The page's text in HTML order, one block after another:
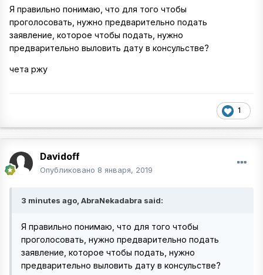
Я правильно понимаю, что для того чтобы
проголосовать, нужно предварительно подать
заявление, которое чтобы подать, нужно
предварительно выловить дату в консульстве?
чета ржу
1
Davidoff
Опубликовано 8 января, 2019
3 minutes ago, AbraNekadabra said:
Я правильно понимаю, что для того чтобы
проголосовать, нужно предварительно подать
заявление, которое чтобы подать, нужно
предварительно выловить дату в консульстве?